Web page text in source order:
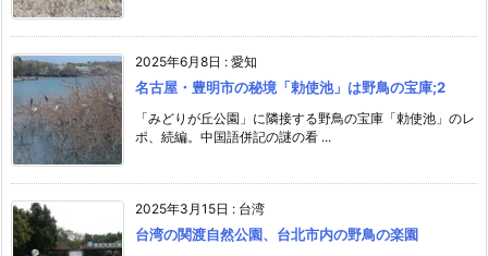
2025年6月8日 : 愛知
名古屋・豊明市の秘境「勅使池」は野鳥の宝庫;2
「みどりが丘公園」に隣接する野鳥の宝庫「勅使池」のレ
ポ、続編。中国語併記の謎の看 ...
2025年3月15日 : 台湾
台湾の関渡自然公園、台北市内の野鳥の楽園